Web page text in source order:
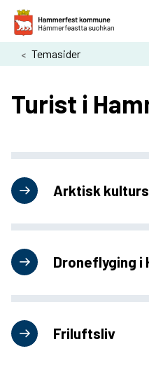
H
a
m
f
e
s
o
u
Du
her:
Temasider
Turist i
Arktisk
Droneflyging i
Friluftsliv